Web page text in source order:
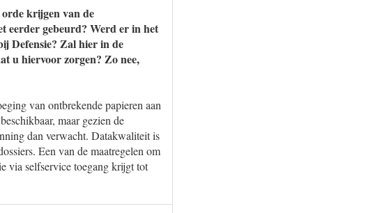
krijgen van de
eerder gebeurd? Werd er in het
Defensie? Zal hier in de
u hiervoor zorgen? Zo nee,
van ontbrekende papieren aan
maar gezien de
dan verwacht. Datakwaliteit is
Een van de maatregelen om
via selfservice toegang krijgt tot